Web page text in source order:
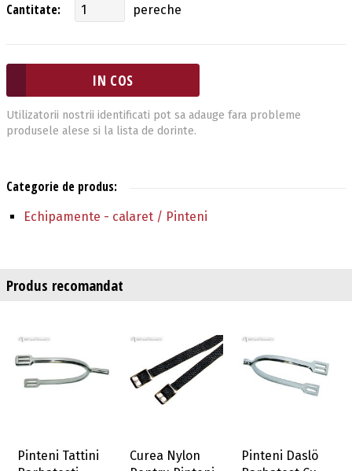
Cantitate: pereche
Utilizatorii nostrii identificati pot sa adauge fara probleme
produsele alese si la lista de dorinte.
Categorie de produs:
Echipamente - calaret / Pinteni
Produs recomandat
Pinteni Tattini
Curea Nylon
Pinteni Daslö